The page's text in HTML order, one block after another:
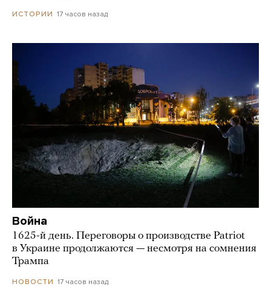
ИСТОРИИ 17 часов назад
Война
1625-й день. Переговоры о производстве Patriot
в Украине продолжаются — несмотря на сомнения
Трампа
НОВОСТИ 17 часов назад